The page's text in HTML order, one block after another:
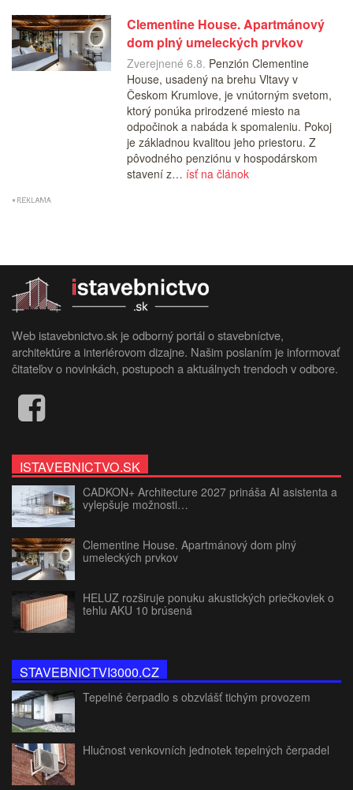
Clementine House. Apartmánový
dom plný umeleckých prvkov
Zverejnené 6.8. Penzión Clementine
House, usadený na brehu Vltavy v
Českom Krumlove, je vnútorným svetom,
ktorý ponúka prirodzené miesto na
odpočinok a nabáda k spomaleniu. Pokoj
je základnou kvalitou jeho priestoru. Z
pôvodného penziónu v hospodárskom
stavení z… ísť na článok
Web istavebnictvo.sk je odborný portál o stavebníctve,
architektúre a interiérovom dizajne. Našim poslaním je informovať
čitateľov o novinkách, postupoch a aktuálnych trendoch v odbore.
ISTAVEBNICTVO.SK
CADKON+ Architecture 2027 prináša AI asistenta a
vylepšuje možnosti…
Clementine House. Apartmánový dom plný
umeleckých prvkov
HELUZ rozširuje ponuku akustických priečkoviek o
tehlu AKU 10 brúsená
STAVEBNICTVI3000.CZ
Tepelné čerpadlo s obzvlášť tichým provozem
Hlučnost venkovních jednotek tepelných čerpadel